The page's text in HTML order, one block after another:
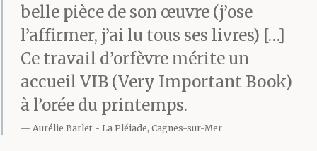
belle pièce de son œuvre (j’ose
l’affirmer, j’ai lu tous ses livres) […]
Ce travail d’orfèvre mérite un
accueil VIB (Very Important Book)
à l’orée du printemps.
Aurélie Barlet La Pléiade, Cagnes-sur-Mer